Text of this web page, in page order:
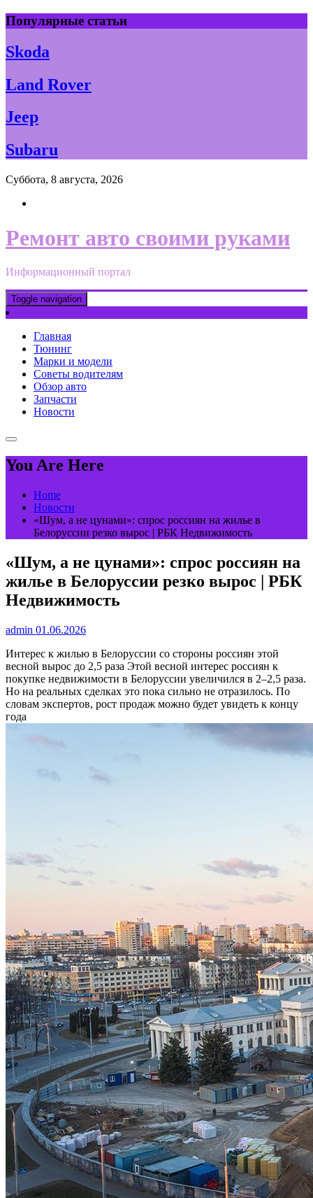
Skip
to
content
Популярные статьи
Skoda
Land Rover
Jeep
Subaru
Суббота, 8 августа, 2026
Ремонт авто своими руками
Информационный портал
Toggle navigation
Главная
Тюнинг
Марки и модели
Советы водителям
Обзор авто
Запчасти
Новости
You Are Here
Home
Новости
«Шум, а не цунами»: спрос россиян на жилье в
Белоруссии резко вырос | РБК Недвижимость
«Шум, а не цунами»: спрос россиян на
жилье в Белоруссии резко вырос | РБК
Недвижимость
admin 01.06.2026
Интерес к жилью в Белоруссии со стороны россиян этой
весной вырос до 2,5 раза Этой весной интерес россиян к
покупке недвижимости в Белоруссии увеличился в 2–2,5 раза.
Но на реальных сделках это пока сильно не отразилось. По
словам экспертов, рост продаж можно будет увидеть к концу
года